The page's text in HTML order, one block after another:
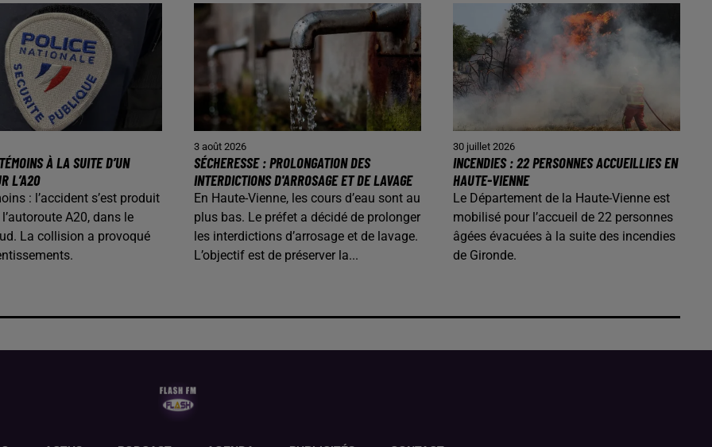
À LA SUITE D’UN
L’A20
: l’accident s’est produit
A20, dans le
La collision a provoqué
3 août 2026
SÉCHERESSE : PROLONGATION DES
INTERDICTIONS D'ARROSAGE ET DE LAVAGE
En Haute-Vienne, les cours d’eau sont au
plus bas. Le préfet a décidé de prolonger
les interdictions d’arrosage et de lavage.
L’objectif est de préserver la...
30 juillet 2026
INCENDIES : 22 PERSONNES ACCUEILLIES EN
HAUTE-VIENNE
Le Département de la Haute-Vienne est
mobilisé pour l’accueil de 22 personnes
âgées évacuées à la suite des incendies
de Gironde.